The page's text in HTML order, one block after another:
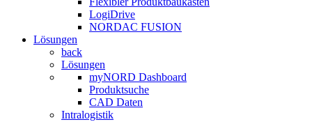
LogiDrive
NORDAC FUSION
Lösungen
back
Lösungen
myNORD Dashboard
Produktsuche
CAD Daten
Intralogistik